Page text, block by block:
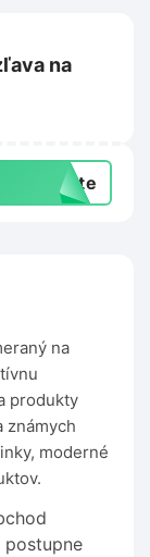
na
exte
na
produkty
známych
moderné